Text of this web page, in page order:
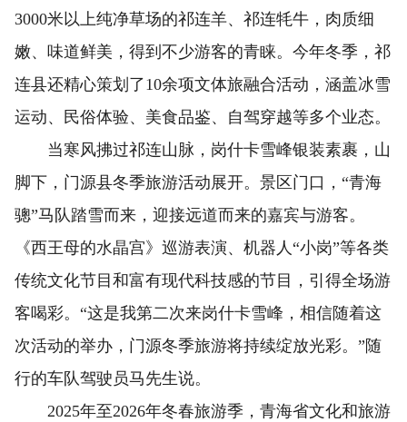
3000米以上纯净草场的祁连羊、祁连牦牛，肉质细
嫩、味道鲜美，得到不少游客的青睐。今年冬季，祁
连县还精心策划了10余项文体旅融合活动，涵盖冰雪
运动、民俗体验、美食品鉴、自驾穿越等多个业态。
当寒风拂过祁连山脉，岗什卡雪峰银装素裹，山
脚下，门源县冬季旅游活动展开。景区门口，“青海
骢”马队踏雪而来，迎接远道而来的嘉宾与游客。
《西王母的水晶宫》巡游表演、机器人“小岗”等各类
传统文化节目和富有现代科技感的节目，引得全场游
客喝彩。“这是我第二次来岗什卡雪峰，相信随着这
次活动的举办，门源冬季旅游将持续绽放光彩。”随
行的车队驾驶员马先生说。
2025年至2026年冬春旅游季，青海省文化和旅游